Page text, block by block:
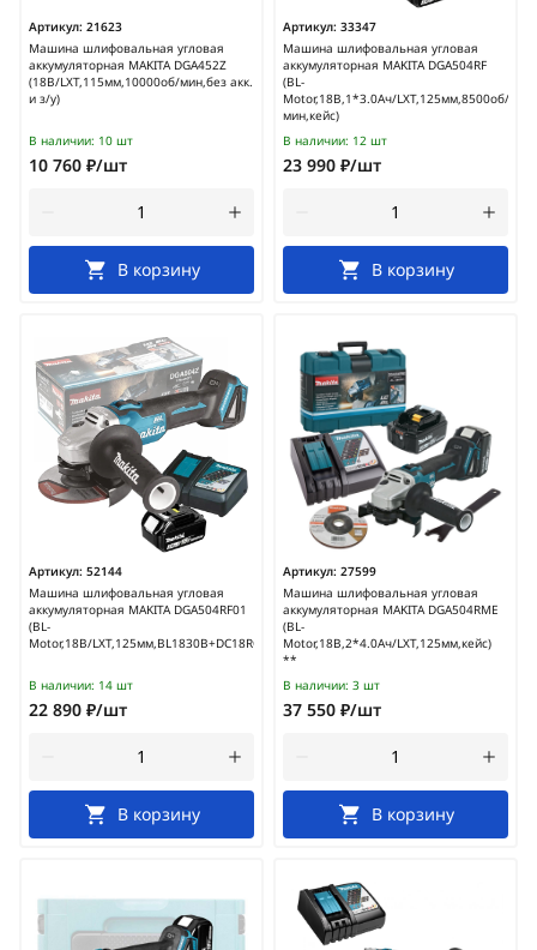
Артикул: 21623
Машина шлифовальная угловая
аккумуляторная MAKITA DGA452Z
(18В/LXT,115мм,10000об/мин,без акк.
и з/у)
В наличии: 10 шт
10 760 ₽/шт
В корзину
Артикул: 33347
Машина шлифовальная угловая
аккумуляторная MAKITA DGA504RF
(BL-
Motor,18В,1*3.0Ач/LXT,125мм,8500об/
мин,кейс)
В наличии: 12 шт
23 990 ₽/шт
В корзину
Артикул: 52144
Машина шлифовальная угловая
аккумуляторная MAKITA DGA504RF01
(BL-
Motor,18В/LXT,125мм,BL1830B+DC18RC)
В наличии: 14 шт
22 890 ₽/шт
В корзину
Артикул: 27599
Машина шлифовальная угловая
аккумуляторная MAKITA DGA504RME
(BL-
Motor,18В,2*4.0Ач/LXT,125мм,кейс)
**
В наличии: 3 шт
37 550 ₽/шт
В корзину